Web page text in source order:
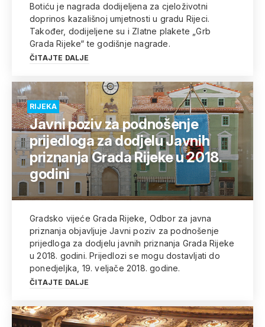
Botiću je nagrada dodijeljena za cjeloživotni
doprinos kazališnoj umjetnosti u gradu Rijeci.
Također, dodijeljene su i Zlatne plakete „Grb
Grada Rijeke“ te godišnje nagrade.
ČITAJTE DALJE
RIJEKA
Javni poziv za podnošenje
prijedloga za dodjelu Javnih
priznanja Grada Rijeke u 2018.
godini
Gradsko vijeće Grada Rijeke, Odbor za javna
priznanja objavljuje Javni poziv za podnošenje
prijedloga za dodjelu javnih priznanja Grada Rijeke
u 2018. godini. Prijedlozi se mogu dostavljati do
ponedjeljka, 19. veljače 2018. godine.
ČITAJTE DALJE